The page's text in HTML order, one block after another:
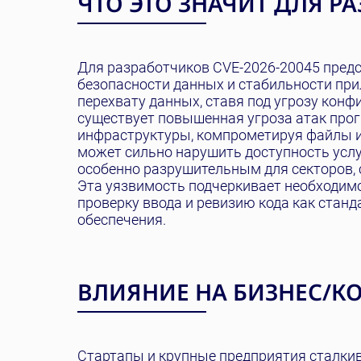
Для разработчиков CVE-2026-20045
безопасности данных и стабильности
перехвату данных, ставя под угрозу
существует повышенная угроза атак
инфраструктуры, компрометируя файлы
может сильно нарушить доступность
особенно разрушительным для
Эта уязвимость подчеркивает
проверку ввода и ревизию кода как
обеспечения.
ВЛИЯНИЕ НА БИЗНЕС/
Стартапы и крупные предприятия